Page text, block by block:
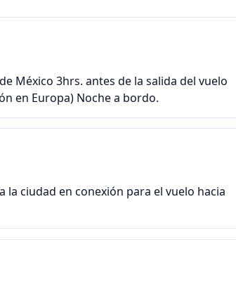
México 3hrs. antes de la salida del vuelo
en Europa) Noche a bordo.
la ciudad en conexión para el vuelo hacia